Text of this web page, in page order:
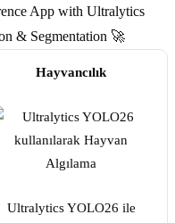
App with Ultralytics
& Segmentation 🚀
Hayvancılık
Ultralytics YOLO26 ile